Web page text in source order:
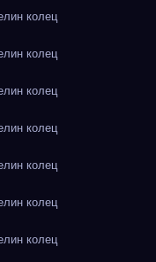
колец
колец
колец
колец
колец
колец
колец